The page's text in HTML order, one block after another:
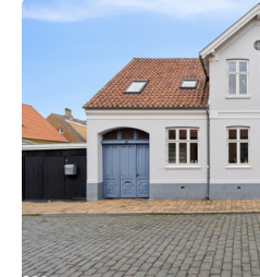
Villa:
Rønne